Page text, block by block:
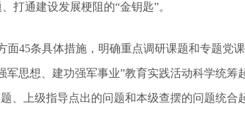
打通建设发展梗阻的“金钥匙”。
45条具体措施，明确重点调研课题和专题党课
思想、建功强军事业”教育实践活动科学统筹
、上级指导点出的问题和本级查摆的问题统合